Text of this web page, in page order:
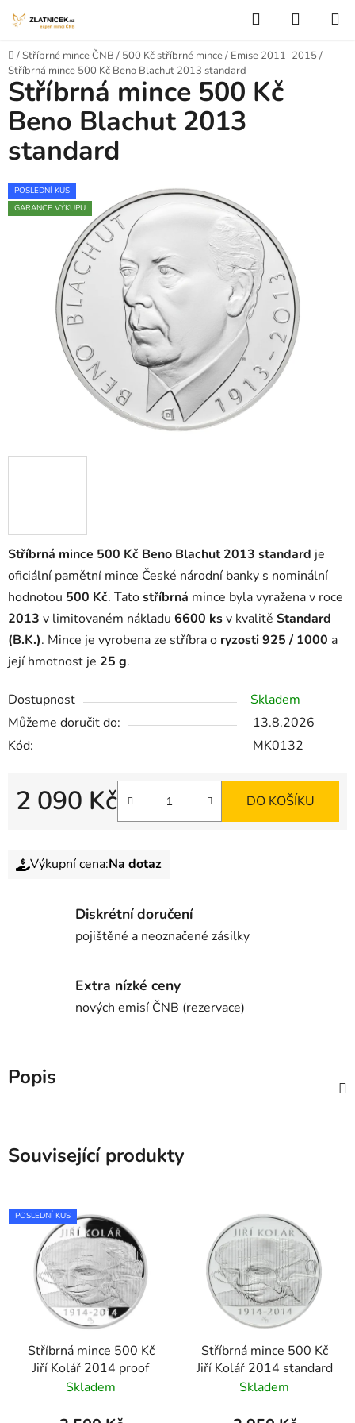
Hledat
Domů
/Stříbrné mince ČNB / 500 Kč stříbrné mince/ Emise 2011–2015/
Stříbrná mince 500 Kč Beno Blachut 2013 standard
Stříbrná mince 500 Kč Beno Blachut 2013 standard je
oficiální pamětní mince České národní banky s nominální
hodnotou 500 Kč. Tatostříbrná mince byla vyražena v roce
2013 v limitovaném nákladu 6600 ksv kvalitě Standard
(B.K.). Mince je vyrobena ze stříbra o ryzosti 925 / 1000 a
její hmotnost je 25 g.
Dostupnost
Skladem
Můžeme doručit do:
13.8.2026
Kód:
MK0132
2 090 Kč DO KOŠÍKU
Výkupní cena:Na dotaz
Stříbrná mince 500 Kč
Beno Blachut 2013
standard
POSLEDNÍ KUS
GARANCE VÝKUPU
Diskrétní doručení
pojištěné a neoznačené zásilky
Extra nízké ceny
nových emisí ČNB (rezervace)
Popis
Související produkty
POSLEDNÍ KUS
Stříbrná mince 500 Kč
Jiří Kolář 2014 proof
Skladem
Stříbrná mince 500 Kč
Jiří Kolář 2014 standard
Skladem